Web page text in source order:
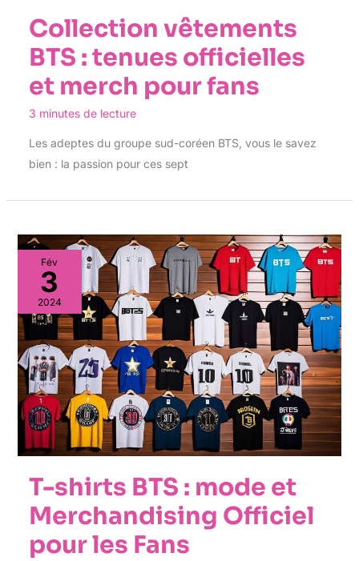
Collection vêtements
BTS : tenues officielles
et merch pour fans
3 minutes de lecture
Les adeptes du groupe sud-coréen BTS, vous le savez
bien : la passion pour ces sept
Fév
3
2024
T-shirts BTS : mode et
Merchandising Officiel
pour les Fans